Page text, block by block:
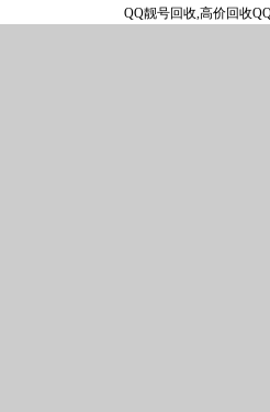
QQ靓号回收,高价回收